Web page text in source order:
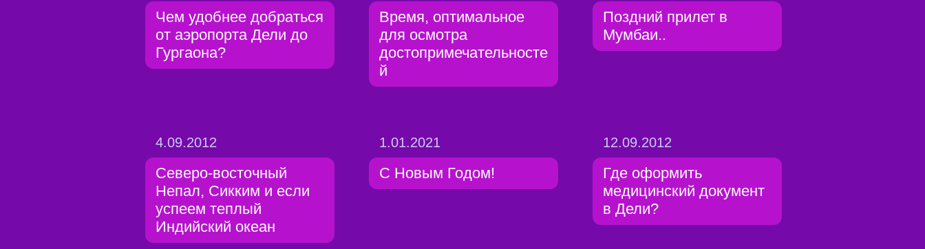
Чем удобнее добраться
от аэропорта Дели до
Гургаона?
Время, оптимальное
для осмотра
достопримечательносте
й
Поздний прилет в
Мумбаи..
4.09.2012
Северо-восточный
Непал, Сикким и если
успеем теплый
Индийский океан
1.01.2021
C Новым Годом!
12.09.2012
Где оформить
медицинский документ
в Дели?